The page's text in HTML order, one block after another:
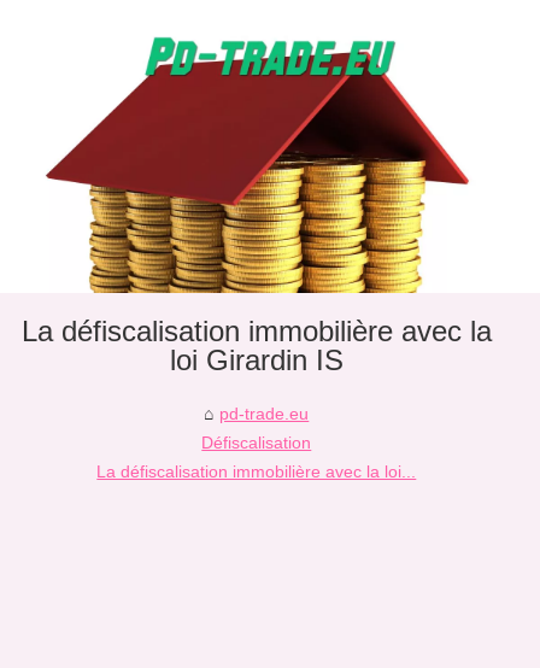
La défiscalisation immobilière avec la
loi Girardin IS
pd-trade.eu
Défiscalisation
La défiscalisation immobilière avec la loi...